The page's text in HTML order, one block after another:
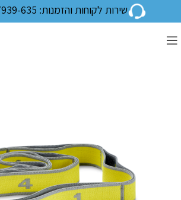
שירות לקוחות והזמנות: 09-7939-635